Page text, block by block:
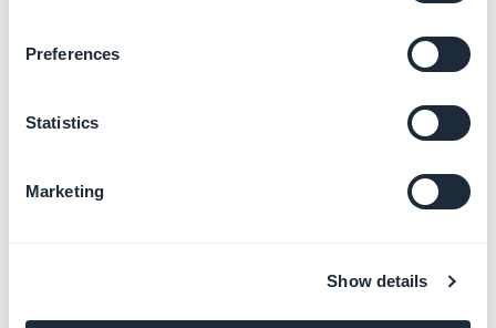
Preferences
Statistics
Marketing
Show details